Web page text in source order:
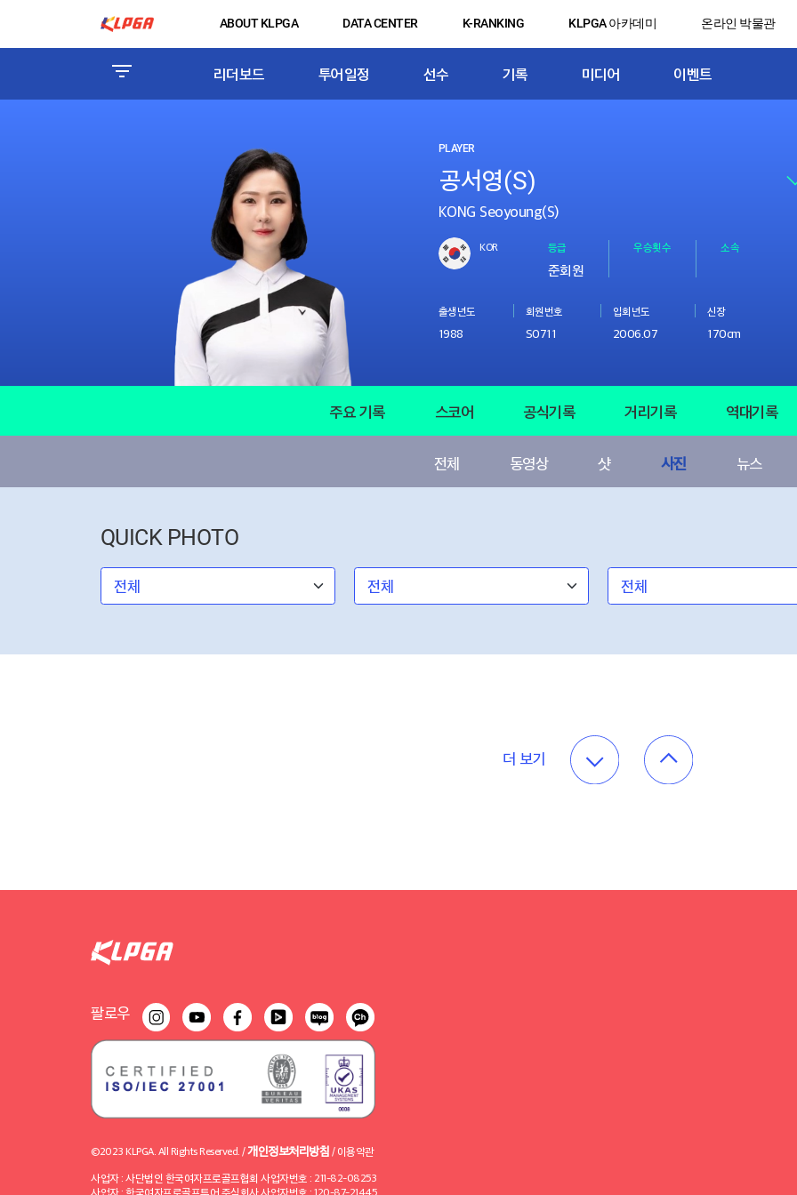
ABOUT KLPGA DATA CENTER K-RANKING KLPGA 아카데미 온라인 박물관
리더보드 투어일정 선수 기록 미디어 이벤트
PLAYER
KONG Seoyoung(S)
KOR 등급
준회원
우승횟수 소속
출생년도
1988
회원번호
S0711
입회년도
2006.07
신장
170cm
주요 기록 스코어 공식기록 거리기록 역대기록
전체 동영상 샷 사진 뉴스
QUICK PHOTO
더 보기
팔로우
©2023 KLPGA. All Rights Reserved. /개인정보처리방침 / 이용약관
사업자 : 사단법인 한국여자프로골프협회 사업자번호 : 211-82-08253
사업자 : 한국여자프로골프투어 주식회사 사업자번호 : 120-87-21445